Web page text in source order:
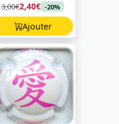
3,00€2,40€ -20%
Ajouter